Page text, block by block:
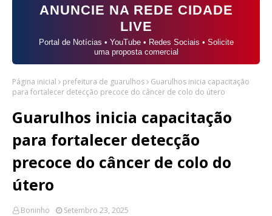
ANUNCIE NA REDE CIDADE
LIVE
Portal de Notícias • YouTube • Redes Sociais • Solicite
uma proposta comercial
Página inicial prefeitura de guarulhos
Guarulhos inicia capacitação
para fortalecer detecção precoce do câncer de colo do útero
Guarulhos inicia capacitação
para fortalecer detecção
precoce do câncer de colo do
útero
Boninho Setembro 23, 2025